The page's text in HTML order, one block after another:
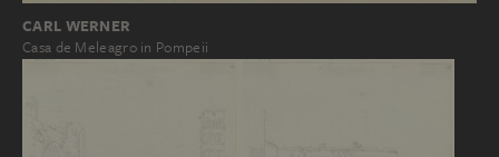
CARL WERNER
Casa de Meleagro in Pompeii